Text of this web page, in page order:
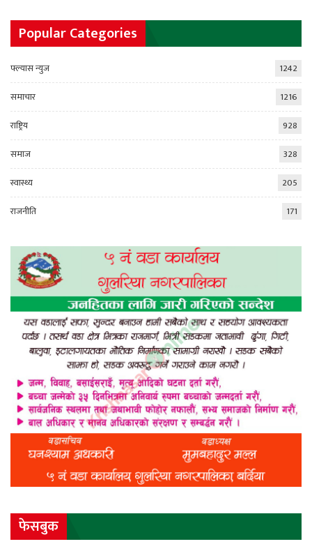
Popular Categories
फ्ल्यास न्युज
1242
समाचार
1216
राष्ट्रिय
928
समाज
328
स्वास्थ्य
205
राजनीति
171
फेसबुक